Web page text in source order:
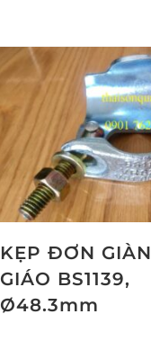
KẸP ĐƠN GIÀN
GIÁO BS1139,
Ø48.3mm